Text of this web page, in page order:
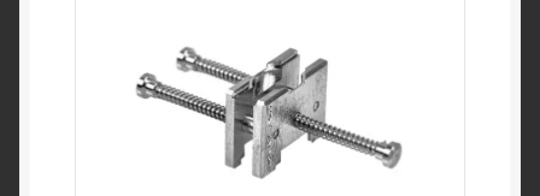
du